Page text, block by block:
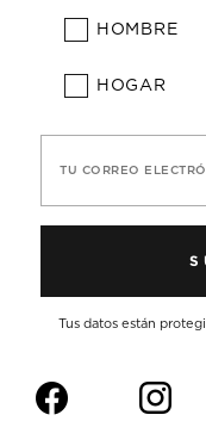
HOMBRE
HOGAR
TU CORREO
Tus datos están
f i